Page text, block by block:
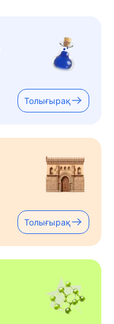
Толығырақ
Толығырақ